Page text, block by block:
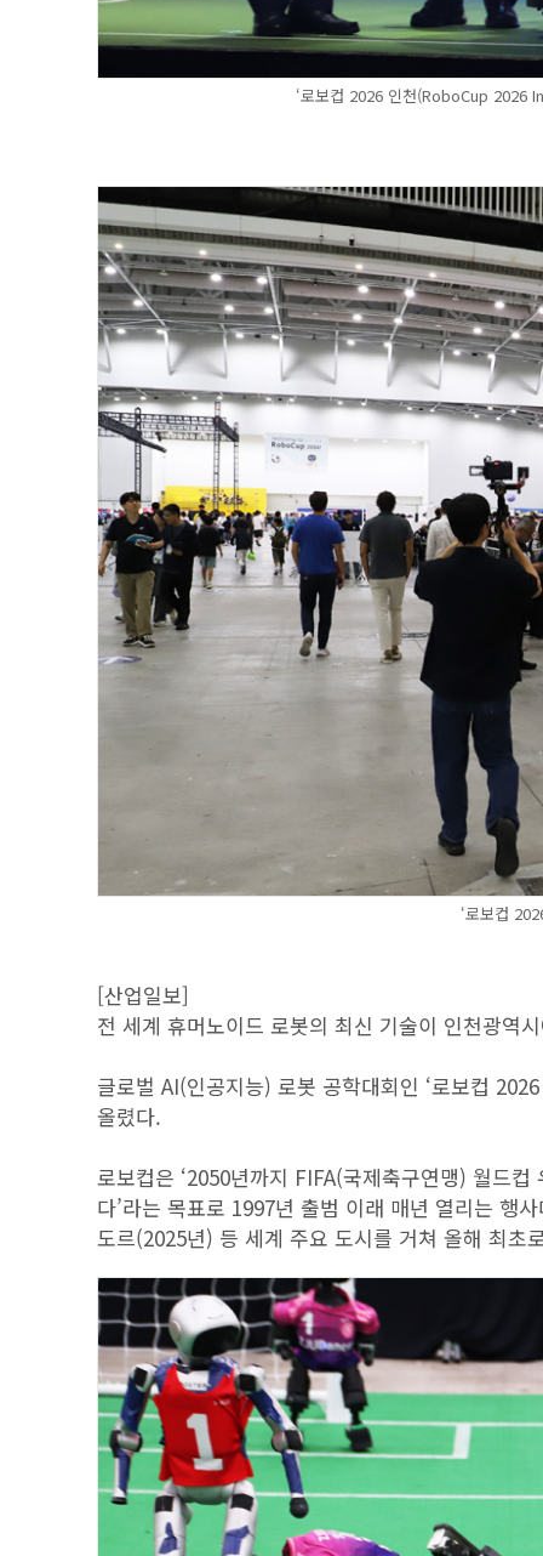
‘로보컵 2026 인천(RoboCup 2026
‘로보컵
[산업일보]
전 세계 휴머노이드 로봇의 최신 기술이 인천광역
글로벌 AI(인공지능) 로봇 공학대회인 ‘로보컵
올렸다.
로보컵은 ‘2050년까지 FIFA(국제축구연맹) 월드
다’라는 목표로 1997년 출범 이래 매년 열리는 행
도르(2025년) 등 세계 주요 도시를 거쳐 올해 최초